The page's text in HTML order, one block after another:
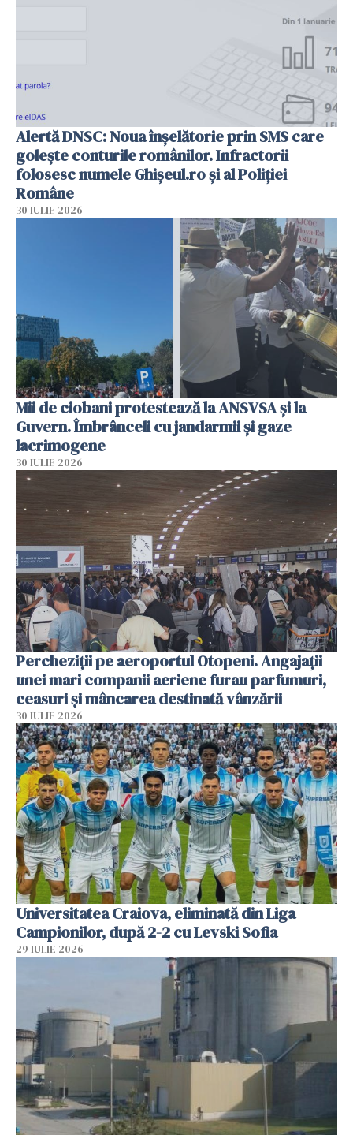
Alertă DNSC: Noua înșelătorie prin SMS care
golește conturile românilor. Infractorii
folosesc numele Ghișeul.ro și al Poliției
Române
30 IULIE 2026
Mii de ciobani protestează la ANSVSA și la
Guvern. Îmbrânceli cu jandarmii și gaze
lacrimogene
30 IULIE 2026
Percheziții pe aeroportul Otopeni. Angajații
unei mari companii aeriene furau parfumuri,
ceasuri și mâncarea destinată vânzării
30 IULIE 2026
Universitatea Craiova, eliminată din Liga
Campionilor, după 2-2 cu Levski Sofia
29 IULIE 2026